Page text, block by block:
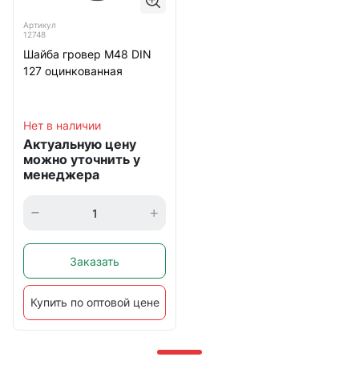
Артикул
12748
Шайба гровер М48 DIN
127 оцинкованная
Нет в наличии
Актуальную цену
можно уточнить у
менеджера
Заказать
Купить по оптовой цене